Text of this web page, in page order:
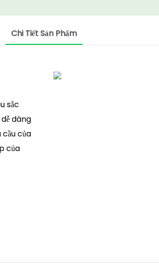
Chi Tiết Sản Phẩm
sắc
dàng
cầu của
của